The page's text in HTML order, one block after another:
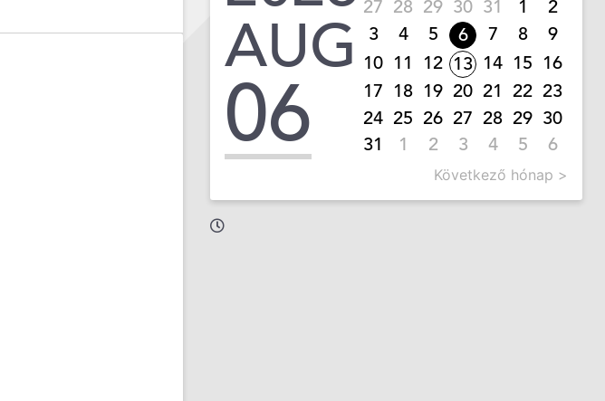
AUG
06
27 28 29 30 31 1
2
3
4 5 6 7 8
9
10 11 12 13 14 15 16
17 18 19 20 21 22 23
24 25 26 27 28 29 30
31
1 2 3 4 5 6
Következő hónap >